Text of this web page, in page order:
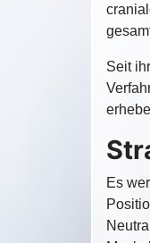
Seit
Es